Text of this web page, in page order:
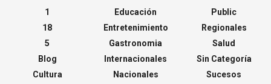
1
18
5
Blog
Cultura
Educación
Entretenimiento
Gastronomia
Internacionales
Nacionales
Public
Regionales
Salud
Sin Categoría
Sucesos